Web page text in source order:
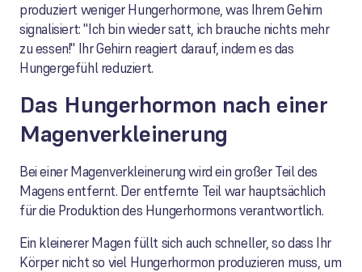
produziert weniger Hungerhormone, was Ihrem Gehirn
signalisiert: "Ich bin wieder satt, ich brauche nichts mehr
zu essen!" Ihr Gehirn reagiert darauf, indem es das
Hungergefühl reduziert.
Das Hungerhormon nach einer
Magenverkleinerung
Bei einer Magenverkleinerung wird ein großer Teil des
Magens entfernt. Der entfernte Teil war hauptsächlich
für die Produktion des Hungerhormons verantwortlich.
Ein kleinerer Magen füllt sich auch schneller, so dass Ihr
Körper nicht so viel Hungerhormon produzieren muss, um